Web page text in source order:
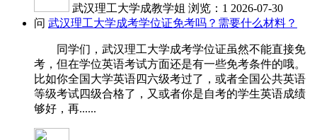
武汉理工大学成教学姐 浏览：1 2026-07-30
问 武汉理工大学成考学位证免考吗？需要什么材料？
同学们，武汉理工大学成考学位证虽然不能直接免
考，但在学位英语考试方面还是有一些免考条件的哦。
比如你全国大学英语四六级考过了，或者全国公共英语
等级考试四级合格了，又或者你是自考的学生英语成绩
够好，再......